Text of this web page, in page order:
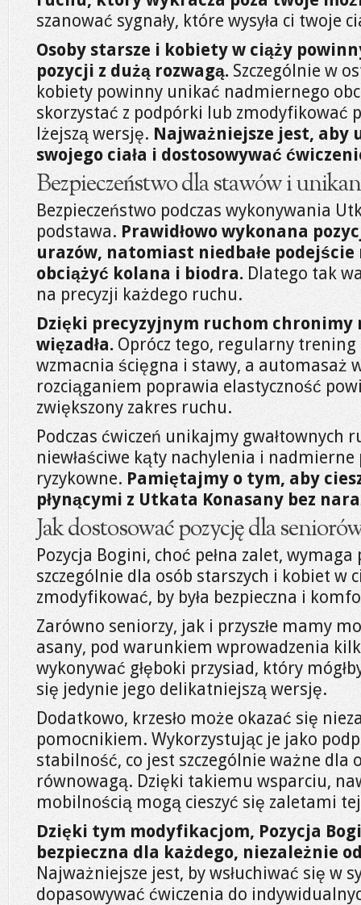
szanować sygnały, które wysyła ci twoje
Osoby starsze i kobiety w ciąży
pozycji z dużą rozwagą. Szczególnie w
kobiety powinny unikać nadmiernego
skorzystać z podpórki lub zmodyfikować
lżejszą wersję. Najważniejsze jest, aby
swojego ciała i dostosowywać
Bezpieczeństwo dla stawów i
Bezpieczeństwo podczas wykonywania
podstawa. Prawidłowo wykonana
urazów, natomiast niedbałe
obciążyć kolana i biodra. Dlatego tak
na precyzji każdego ruchu.
Dzięki precyzyjnym ruchom chronimy
więzadła. Oprócz tego, regularny
wzmacnia ścięgna i stawy, a automasaż
rozciąganiem poprawia elastyczność
zwiększony zakres ruchu.
Podczas ćwiczeń unikajmy gwałtownych
niewłaściwe kąty nachylenia i
ryzykowne. Pamiętajmy o tym, aby
płynącymi z Utkata Konasany bez
Jak dostosować pozycję dla
Pozycja Bogini, choć pełna zalet,
szczególnie dla osób starszych i kobiet w
zmodyfikować, by była bezpieczna i
Zarówno seniorzy, jak i przyszłe mamy
asany, pod warunkiem wprowadzenia
wykonywać głęboki przysiad, który
się jedynie jego delikatniejszą wersję.
Dodatkowo, krzesło może okazać się
pomocnikiem. Wykorzystując je jako
stabilność, co jest szczególnie ważne dla
równowagą. Dzięki takiemu wsparciu,
mobilnością mogą cieszyć się zaletami
Dzięki tym modyfikacjom, Pozycja
bezpieczna dla każdego, niezależnie
Najważniejsze jest, by wsłuchiwać się w
dopasowywać ćwiczenia do